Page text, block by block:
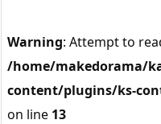
Warning: Attempt to
/home/makedorama/
content/plugins/ks-
on line 13